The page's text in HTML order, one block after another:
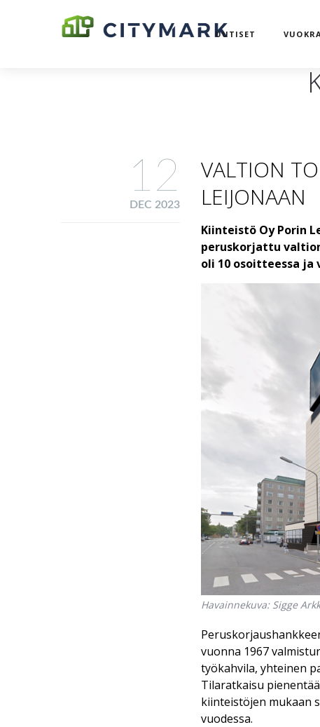
UUTISET
VALTION
LEIJONAAN
Kiinteistö Oy Porin
peruskorjattu
oli 10 osoitteessa
Havainnekuva: Sigge
vuonna 1967
työkahvila, yhteinen
Tilaratkaisu
kiinteistöjen mukaan
vuodessa.
12
DEC 2023